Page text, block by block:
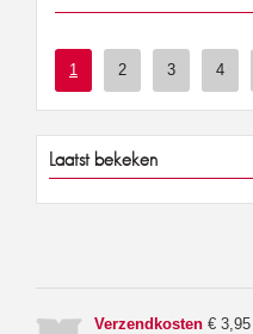
1 2 3 4
Laatst bekeken
Verzendkosten € 3,95